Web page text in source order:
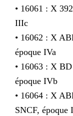
• 16061 : X
IIIc
• 16062 : X
époque IVa
• 16063 : X
époque IVb
• 16064 : X
SNCF, époque